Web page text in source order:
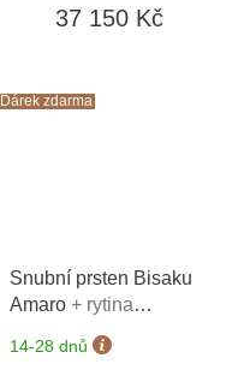
37 150 Kč
Dárek zdarma
Snubní prsten Bisaku
Amaro + rytina
vlastního textu na oba
prsteny*
14-28 dnů